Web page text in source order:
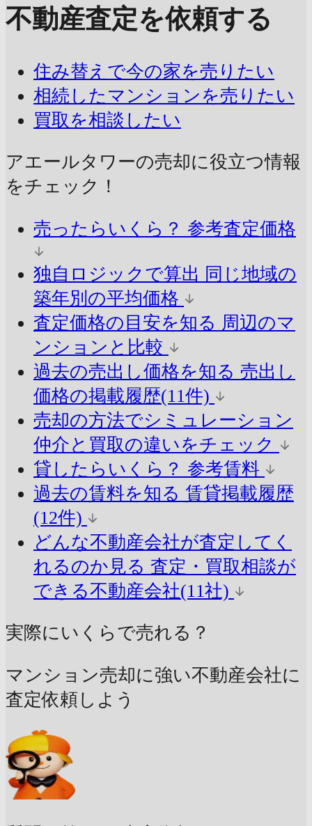
不動産査定を依頼する
住み替えで今の家を売りたい
相続したマンションを売りたい
買取を相談したい
アエールタワーの売却に役立つ情報
をチェック！
売ったらいくら？ 参考査定価格
独自ロジックで算出 同じ地域の
築年別の平均価格
査定価格の目安を知る 周辺のマ
ンションと比較
過去の売出し価格を知る 売出し
価格の掲載履歴(11件)
売却の方法でシミュレーション
仲介と買取の違いをチェック
貸したらいくら？ 参考賃料
過去の賃料を知る 賃貸掲載履歴
(12件)
どんな不動産会社が査定してく
れるのか見る 査定・買取相談が
できる不動産会社(11社)
実際にいくらで売れる？
マンション売却に強い不動産会社に
査定依頼しよう